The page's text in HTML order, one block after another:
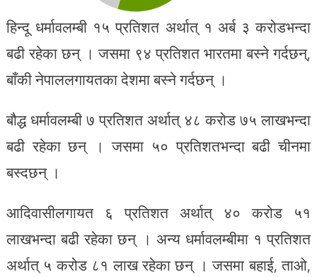
हिन्दू धर्मावलम्बी १५ प्रतिशत अर्थात् १ अर्ब ३ करोडभन्दा
बढी रहेका छन् । जसमा ९४ प्रतिशत भारतमा बस्ने गर्दछन्,
बाँकी नेपाललगायतका देशमा बस्ने गर्दछन् ।
बौद्ध धर्मावलम्बी ७ प्रतिशत अर्थात् ४८ करोड ७५ लाखभन्दा
बढी रहेका छन् । जसमा ५० प्रतिशतभन्दा बढी चीनमा
बस्दछन् ।
आदिवासीलगायत ६ प्रतिशत अर्थात् ४० करोड ५१
लाखभन्दा बढी रहेका छन् । अन्य धर्मावलम्बीमा १ प्रतिशत
अर्थात् ५ करोड ८१ लाख रहेका छन् । जसमा बहाई, ताओ,